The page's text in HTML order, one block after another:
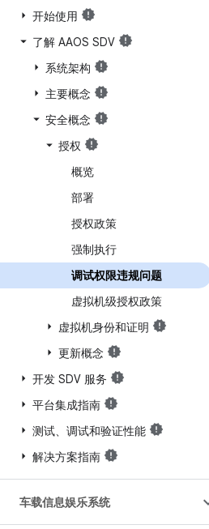
开始使用
了解 AAOS SDV
系统架构
主要概念
安全概念
授权
概览
部署
授权政策
强制执行
调试权限违规问题
虚拟机级授权政策
虚拟机身份和证明
更新概念
开发 SDV 服务
平台集成指南
测试、调试和验证性能
解决方案指南
车载信息娱乐系统